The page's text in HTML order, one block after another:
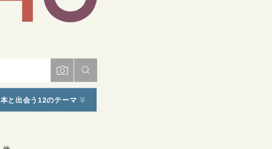
本と出会う12のテーマ